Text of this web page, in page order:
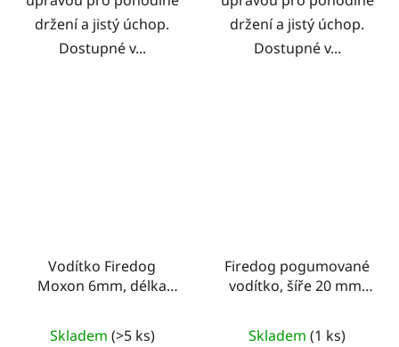
držení a jistý úchop.
Dostupné v...
držení a jistý úchop.
Dostupné v...
Vodítko Firedog
Moxon 6mm, délka
Skladem (>5 ks)
Firedog pogumované
vodítko, šíře 20 mm,
Skladem (1 ks)